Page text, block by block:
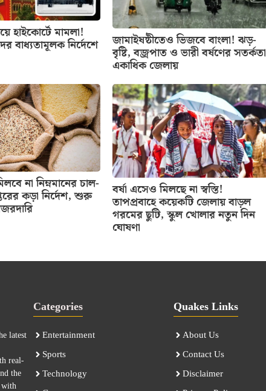
হাইকোর্টে মামলা!
বাধ্যতামূলক নির্দেশে জামাইষষ্ঠীতেও ভিজবে বাংলা! ঝড়-
বৃষ্টি, বজ্রপাত ও ভারী বর্ষণের সতর্কতা
একাধিক জেলায়
না নিম্নমানের চাল-
কড়া নির্দেশ, শুরু বর্ষা এসেও মিলছে না স্বস্তি!
তাপপ্রবাহে কয়েকটি জেলায় বাড়ল
গরমের ছুটি, স্কুল খোলার নতুন দিন
ঘোষণা
latest
real-
the
Categories
Entertainment
Sports
Technology
Quakes Links
About Us
Contact Us
Disclaimer